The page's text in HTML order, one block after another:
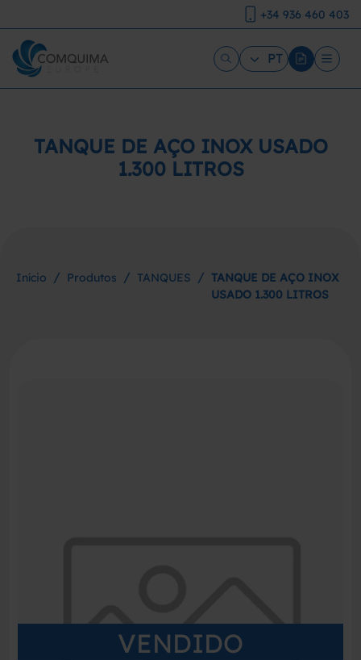
+34 936 460 403
PT
TANQUE DE AÇO INOX USADO
1.300 LITROS
Início / Produtos / TANQUES / TANQUE DE AÇO INOX
USADO 1.300 LITROS
VENDIDO